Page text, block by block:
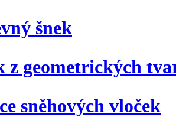
šnek
z geometrických
sněhových vloček